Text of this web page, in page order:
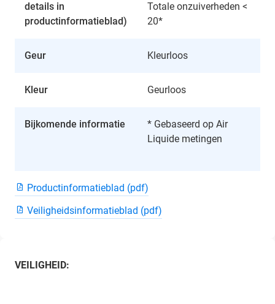
details in
productinformatieblad)
Totale onzuiverheden <
20*
Geur Kleurloos
Kleur Geurloos
Bijkomende informatie
* Gebaseerd op Air
Liquide metingen
Productinformatieblad (pdf)
Veiligheidsinformatieblad (pdf)
VEILIGHEID: